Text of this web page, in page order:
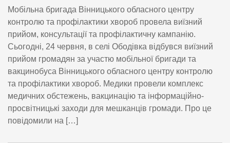
Мобільна бригада Вінницького обласного центру
контролю та профілактики хвороб провела виїзний
прийом, консультації та профілактичну кампанію.
Сьогодні, 24 червня, в селі Ободівка відбувся виїзний
прийом громадян за участю мобільної бригади та
вакцинобуса Вінницького обласного центру контролю
та профілактики хвороб. Медики провели комплекс
медичних обстежень, вакцинацію та інформаційно-
просвітницькі заходи для мешканців громади. Про це
повідомили на […]